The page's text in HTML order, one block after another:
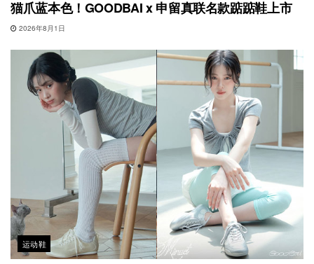
猫爪蓝本色！GOODBAI x 申留真联名款踮踮鞋上市
2026年8月1日
运动鞋